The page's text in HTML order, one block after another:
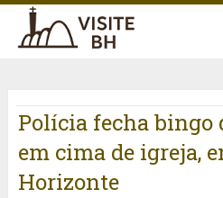
Polícia fecha bingo
em cima de igreja,
Horizonte